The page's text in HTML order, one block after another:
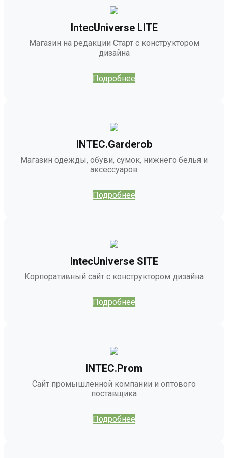
IntecUniverse LITE
Магазин на редакции Старт с конструктором
дизайна
Подробнее
INTEC.Garderob
Магазин одежды, обуви, сумок, нижнего белья и
аксессуаров
Подробнее
IntecUniverse SITE
Корпоративный сайт с конструктором дизайна
Подробнее
INTEC.Prom
Сайт промышленной компании и оптового
поставщика
Подробнее